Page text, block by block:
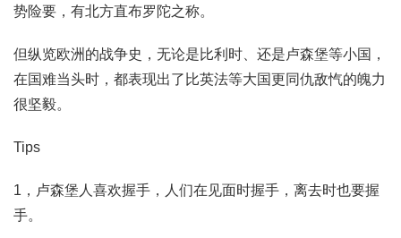
势险要，有北方直布罗陀之称。
但纵览欧洲的战争史，无论是比利时、还是卢森堡等小国，
在国难当头时，都表现出了比英法等大国更同仇敌忾的魄力
很坚毅。
Tips
1，卢森堡人喜欢握手，人们在见面时握手，离去时也要握
手。